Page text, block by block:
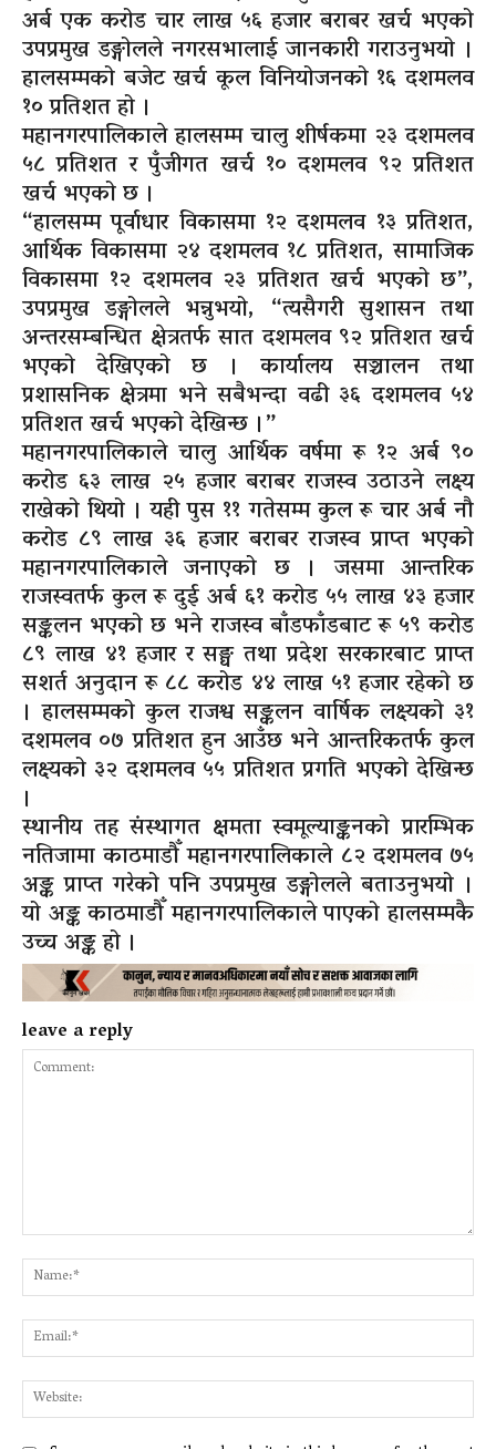
अर्ब एक करोड चार लाख ५६ हजार बराबर खर्च भएको
उपप्रमुख डङ्गोलले नगरसभालाई जानकारी गराउनुभयो ।
हालसम्मको बजेट खर्च कूल विनियोजनको १६ दशमलव
१० प्रतिशत हो ।
महानगरपालिकाले हालसम्म चालु शीर्षकमा २३ दशमलव
५८ प्रतिशत र पुँजीगत खर्च १० दशमलव ९२ प्रतिशत
खर्च भएको छ ।
“हालसम्म पूर्वाधार विकासमा १२ दशमलव १३ प्रतिशत,
आर्थिक विकासमा २४ दशमलव १८ प्रतिशत, सामाजिक
विकासमा १२ दशमलव २३ प्रतिशत खर्च भएको छ”,
उपप्रमुख डङ्गोलले भन्नुभयो, “त्यसैगरी सुशासन तथा
अन्तरसम्बन्धित क्षेत्रतर्फ सात दशमलव ९२ प्रतिशत खर्च
भएको देखिएको छ । कार्यालय सञ्चालन तथा
प्रशासनिक क्षेत्रमा भने सबैभन्दा वढी ३६ दशमलव ५४
प्रतिशत खर्च भएको देखिन्छ ।”
महानगरपालिकाले चालु आर्थिक वर्षमा रू १२ अर्ब ९०
करोड ६३ लाख २५ हजार बराबर राजस्व उठाउने लक्ष्य
राखेको थियो । यही पुस ११ गतेसम्म कुल रू चार अर्ब नौ
करोड ८९ लाख ३६ हजार बराबर राजस्व प्राप्त भएको
महानगरपालिकाले जनाएको छ । जसमा आन्तरिक
राजस्वतर्फ कुल रू दुई अर्ब ६१ करोड ५५ लाख ४३ हजार
सङ्कलन भएको छ भने राजस्व बाँडफाँडबाट रू ५९ करोड
८९ लाख ४१ हजार र सङ्घ तथा प्रदेश सरकारबाट प्राप्त
सशर्त अनुदान रू ८८ करोड ४४ लाख ५१ हजार रहेको छ
। हालसम्मको कुल राजश्व सङ्कलन वार्षिक लक्ष्यको ३१
दशमलव ०७ प्रतिशत हुन आउँछ भने आन्तरिकतर्फ कुल
लक्ष्यको ३२ दशमलव ५५ प्रतिशत प्रगति भएको देखिन्छ
।
स्थानीय तह संस्थागत क्षमता स्वमूल्याङ्कनको प्रारम्भिक
नतिजामा काठमाडौँ महानगरपालिकाले ८२ दशमलव ७५
अङ्क प्राप्त गरेको पनि उपप्रमुख डङ्गोलले बताउनुभयो ।
यो अङ्क काठमाडौँ महानगरपालिकाले पाएको हालसम्मकै
उच्च अङ्क हो ।
leave a reply